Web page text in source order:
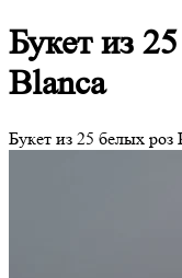
Букет из
Blanca
Букет из 25 белых роз